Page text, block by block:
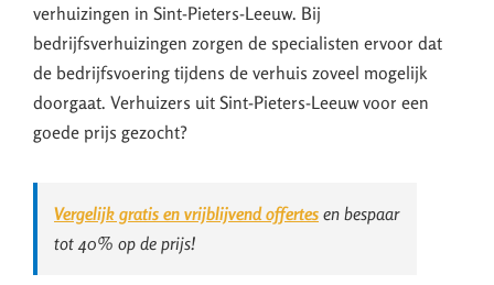
verhuizingen in Sint-Pieters-Leeuw. Bij
bedrijfsverhuizingen zorgen de specialisten ervoor dat
de bedrijfsvoering tijdens de verhuis zoveel mogelijk
doorgaat. Verhuizers uit Sint-Pieters-Leeuw voor een
goede prijs gezocht?
Vergelijk gratis en vrijblijvend offertes en bespaar
tot 40% op de prijs!